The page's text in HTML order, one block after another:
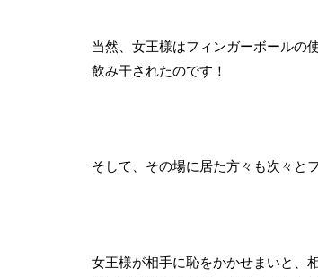
当然、女王様はフィンガーボールの
飲み干されたのです！
そして、その場に居た方々も次々と
女王様が相手に恥をかかせまいと、